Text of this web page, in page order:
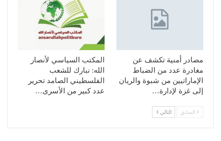
مصادر أمنية تكشف عن
مغادرة عدد من الضباط
الإماراتيين من شبوة والريان
إلى غزة لإدارة…
المكتب السياسي لأنصار
الله: نبارك للشعب
الفلسطيني الصامد تحرير
عدد كبير من الأسرى…
السابق التالي